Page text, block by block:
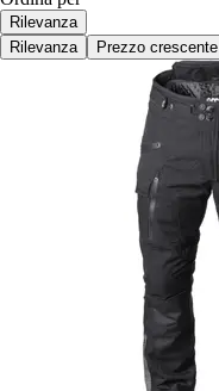
Rilevanza
Rilevanza
Prezzo crescente